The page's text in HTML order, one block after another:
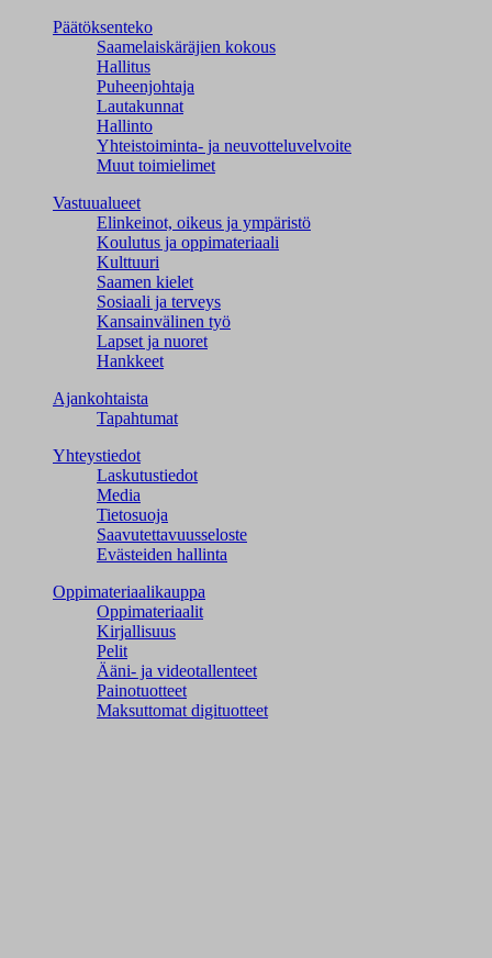
Päätöksenteko
Saamelaiskäräjien kokous
Hallitus
Puheenjohtaja
Lautakunnat
Hallinto
Yhteistoiminta- ja neuvotteluvelvoite
Muut toimielimet
Vastuualueet
Elinkeinot, oikeus ja ympäristö
Koulutus ja oppimateriaali
Kulttuuri
Saamen kielet
Sosiaali ja terveys
Kansainvälinen työ
Lapset ja nuoret
Hankkeet
Ajankohtaista
Tapahtumat
Yhteystiedot
Laskutustiedot
Media
Tietosuoja
Saavutettavuusseloste
Evästeiden hallinta
Oppimateriaalikauppa
Oppimateriaalit
Kirjallisuus
Pelit
Ääni- ja videotallenteet
Painotuotteet
Maksuttomat digituotteet